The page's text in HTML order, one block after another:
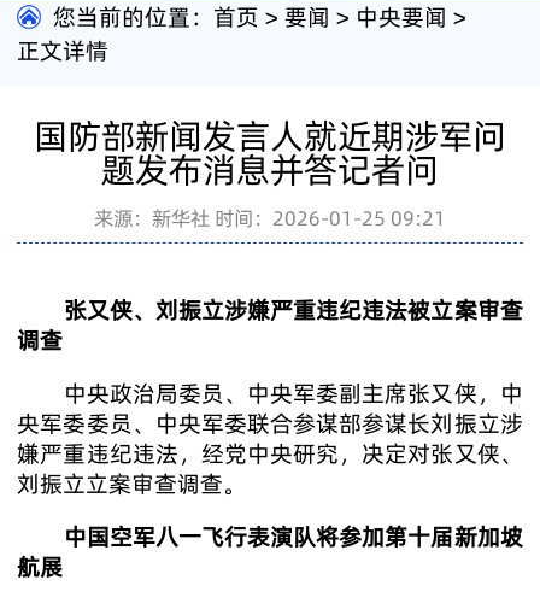
您当前的位置： 首页 >要闻 > 中央要闻 >
正文详情
国防部新闻发言人就近期涉军问
题发布消息并答记者问
来源：新华社 时间：2026-01-25 09:21
张又侠、刘振立涉嫌严重违纪违法被立案审查
调查
中央政治局委员、中央军委副主席张又侠，中
央军委委员、中央军委联合参谋部参谋长刘振立涉
嫌严重违纪违法，经党中央研究，决定对张又侠、
刘振立立案审查调查。
中国空军八一飞行表演队将参加第十届新加坡
航展